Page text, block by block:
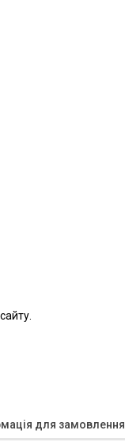
для замовлення